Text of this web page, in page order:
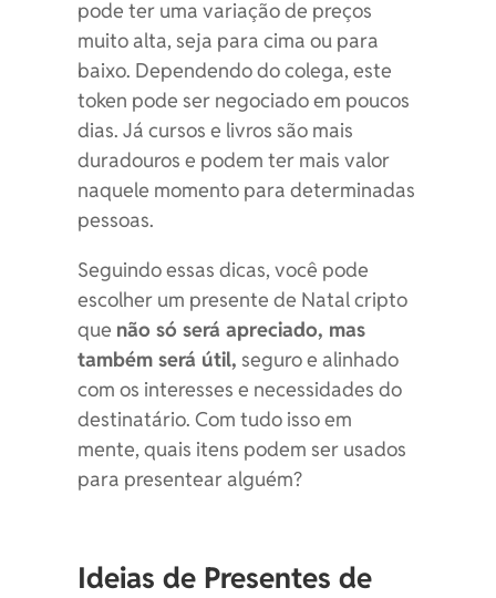
pode ter uma variação de preços
muito alta, seja para cima ou para
baixo. Dependendo do colega, este
token pode ser negociado em poucos
dias. Já cursos e livros são mais
duradouros e podem ter mais valor
naquele momento para determinadas
pessoas.
Seguindo essas dicas, você pode
escolher um presente de Natal cripto
que não só será apreciado, mas
também será útil, seguro e alinhado
com os interesses e necessidades do
destinatário. Com tudo isso em
mente, quais itens podem ser usados
para presentear alguém?
Ideias de Presentes de